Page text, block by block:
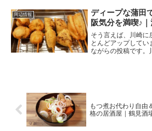
周辺情報
ディープな蒲田
阪気分を満喫♪
そう言えば、川崎に
とんどアップしてい
ながらの投稿です。
もつ煮お代わり自由
格の居酒屋｜鶴見酒